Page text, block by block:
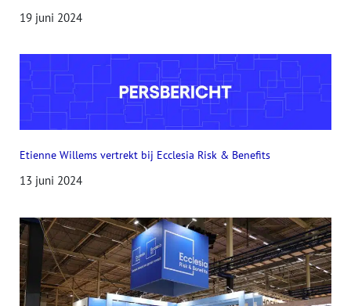
19 juni 2024
Etienne Willems vertrekt bij Ecclesia Risk & Benefits
13 juni 2024